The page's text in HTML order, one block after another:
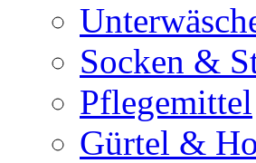
Socken &
Pflegemittel
Gürtel &